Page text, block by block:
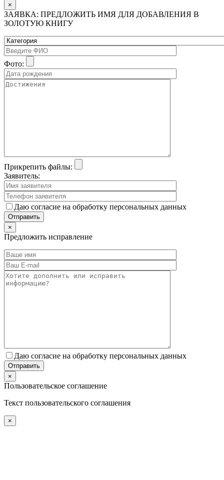
×
ЗАЯВКА: ПРЕДЛОЖИТЬ ИМЯ ДЛЯ ДОБАВЛЕНИЯ В
ЗОЛОТУЮ КНИГУ
Фото:
Прикрепить файлы:
Заявитель:
Даю согласие на обработку персональных данных
×
Предложить исправление
Даю согласие на обработку персональных данных
×
Пользовательское соглашение
Текст пользовательского соглашения
×